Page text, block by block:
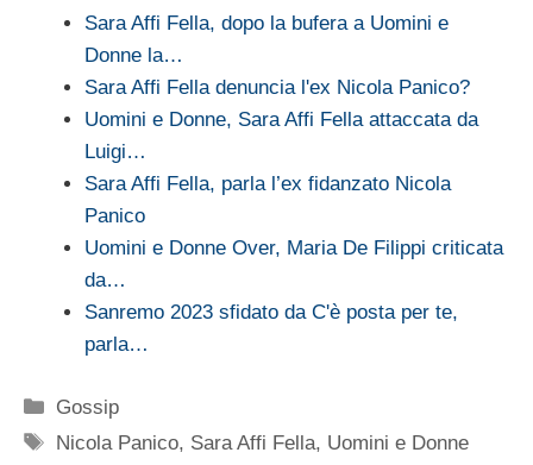
Sara Affi Fella, dopo la bufera a Uomini e
Donne la…
Sara Affi Fella denuncia l'ex Nicola Panico?
Uomini e Donne, Sara Affi Fella attaccata da
Luigi…
Sara Affi Fella, parla l’ex fidanzato Nicola
Panico
Uomini e Donne Over, Maria De Filippi criticata
da…
Sanremo 2023 sfidato da C'è posta per te,
parla…
Categorie
Gossip
Tag
Nicola Panico, Sara Affi Fella, Uomini e Donne